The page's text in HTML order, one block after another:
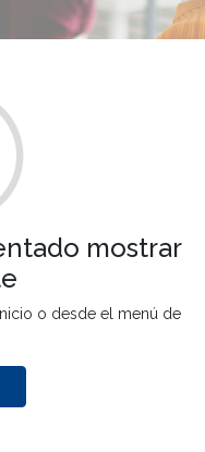
mostrar
o desde el menú de